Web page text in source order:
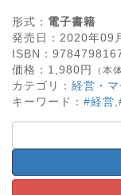
形式： 電子書籍
発売日： 2020年09
ISBN：
価格： 1,980円 （本
カテゴリ： 経営・
キーワード： #経営